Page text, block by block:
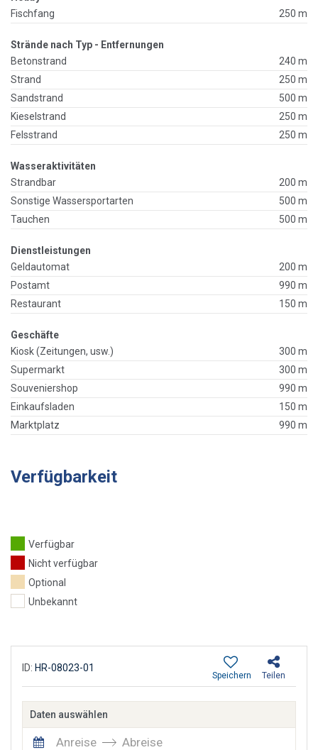
Fischfang
250 m
Strände nach Typ - Entfernungen
Betonstrand
240 m
Strand
250 m
Sandstrand
500 m
Kieselstrand
250 m
Felsstrand
250 m
Wasseraktivitäten
Strandbar
200 m
Sonstige Wassersportarten
500 m
Tauchen
500 m
Dienstleistungen
Geldautomat
200 m
Postamt
990 m
Restaurant
150 m
Geschäfte
Kiosk (Zeitungen, usw.)
300 m
Supermarkt
300 m
Souveniershop
990 m
Einkaufsladen
150 m
Marktplatz
990 m
Verfügbarkeit
Verfügbar
Nicht verfügbar
Optional
Unbekannt
ID: HR-08023-01
Teilen
Speichern
Daten auswählen
Anreise
Abreise